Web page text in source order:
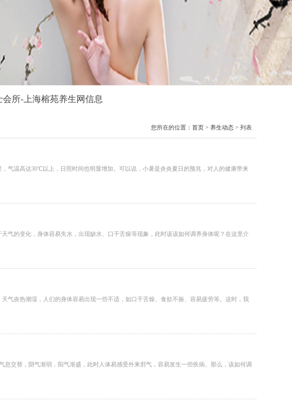
会所-上海榕苑养生网信息
您所在的位置： 首页 > 养生动态 > 列表
气温高达30℃以上，日照时间也明显增加。可以说，小暑是炎炎夏日的预兆，对人的健康带来
气的变化，身体容易失水，出现缺水、口干舌燥等现象，此时该该如何调养身体呢？在这里介
气炎热潮湿，人们的身体容易出现一些不适，如口干舌燥、食欲不振、容易疲劳等。这时，我
交替，阴气渐弱，阳气渐盛，此时人体易感受外来邪气，容易发生一些疾病。那么，该如何调